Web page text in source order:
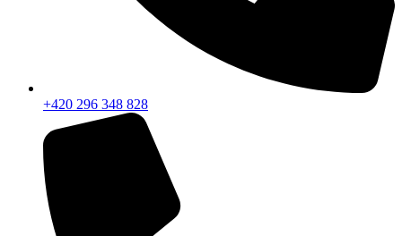
+420 296 348 828